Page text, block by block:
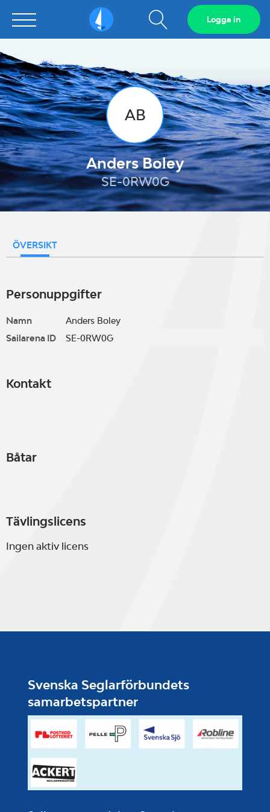
Sailarena Visa
sökfält
Logga in
AB
Anders Boley
SE-0RW0G
ÖVERSIKT
Personuppgifter
Namn
Anders Boley
Sailarena ID
SE-0RW0G
Kontakt
Båtar
Tävlingslicens
Ingen aktiv licens
Svenska Seglarförbundets
samarbetspartner